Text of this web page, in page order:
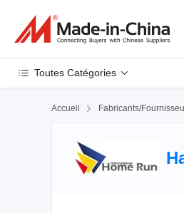
Toutes Catégories
Accueil  Fabricants/